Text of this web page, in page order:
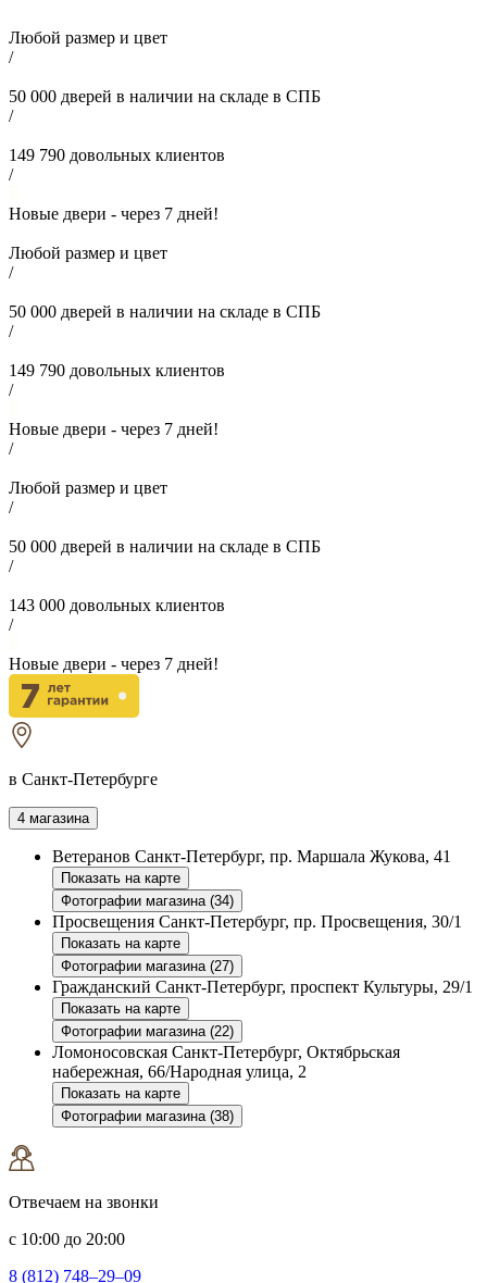
Любой размер и цвет
/
50 000 дверей в наличии на складе в СПБ
/
149 790 довольных клиентов
/
Новые двери - через 7 дней!
Любой размер и цвет
/
50 000 дверей в наличии на складе в СПБ
/
149 790 довольных клиентов
/
Новые двери - через 7 дней!
/
Любой размер и цвет
/
50 000 дверей в наличии на складе в СПБ
/
143 000 довольных клиентов
/
Новые двери - через 7 дней!
в Санкт-Петербурге
4 магазина
Ветеранов Санкт-Петербург, пр. Маршала Жукова, 41
Показать на карте
Фотографии магазина (34)
Просвещения Санкт-Петербург, пр. Просвещения, 30/1
Показать на карте
Фотографии магазина (27)
Гражданский Санкт-Петербург, проспект Культуры, 29/1
Показать на карте
Фотографии магазина (22)
Ломоносовская Санкт-Петербург, Октябрьская
набережная, 66/Народная улица, 2
Показать на карте
Фотографии магазина (38)
Отвечаем на звонки
с 10:00 до 20:00
8 (812) 748–29–09